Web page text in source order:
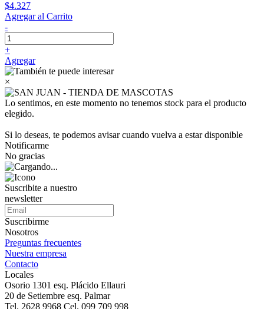
$4.327
Agregar al Carrito
-
+
Agregar
×
Lo sentimos, en este momento no tenemos stock para el producto
elegido.
Si lo deseas, te podemos avisar cuando vuelva a estar disponible
Notificarme
No gracias
Suscribite a nuestro
newsletter
Suscribirme
Nosotros
Preguntas frecuentes
Nuestra empresa
Contacto
Locales
Osorio 1301 esq. Plácido Ellauri
20 de Setiembre esq. Palmar
Tel. 2628 9968 Cel. 099 709 998